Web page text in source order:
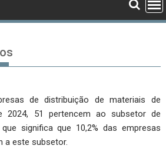
de distribuição de materiais de
2024, 51 pertencem ao subsetor de
significa que 10,2% das empresas
a este subsetor.